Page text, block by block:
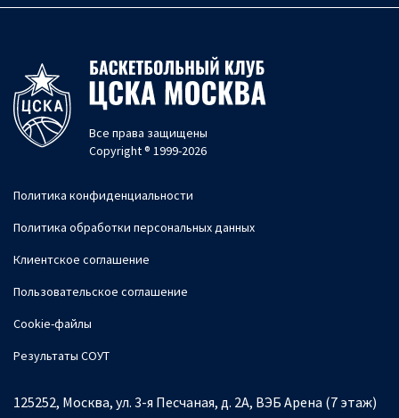
Все права защищены
Copyright ® 1999-2026
Политика конфиденциальности
Политика обработки персональных данных
Клиентское соглашение
Пользовательское соглашение
Cookie-файлы
Результаты СОУТ
125252, Москва, ул. 3-я Песчаная, д. 2А, ВЭБ Арена (7 этаж)